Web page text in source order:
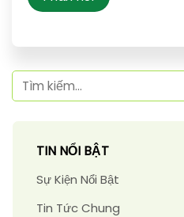
TIN NỔI BẬT
Sự Kiện Nổi Bật
Tin Tức Chung